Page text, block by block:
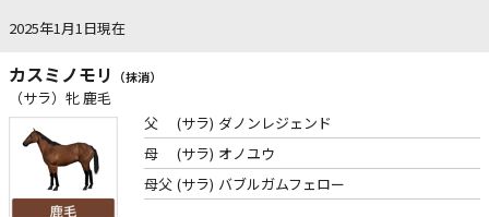
2025年1月1日現在
カスミノモリ （抹消）
（サラ）牝 鹿毛
父 (サラ) ダノンレジェンド
母
(サラ) オノユウ
母父 (サラ) バブルガムフェロー